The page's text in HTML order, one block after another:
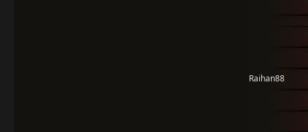
Raihan88